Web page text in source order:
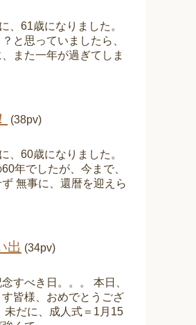
、61歳になりました。
と思っていましたら、
また一年が過ぎてしま
(38pv)
、60歳になりました。
年でしたが、今まで、
無事に、還暦を迎えら
出 (34pv)
すべき日。。。 本日、
皆様、おめでとうござ
未だに、成人式＝1月15